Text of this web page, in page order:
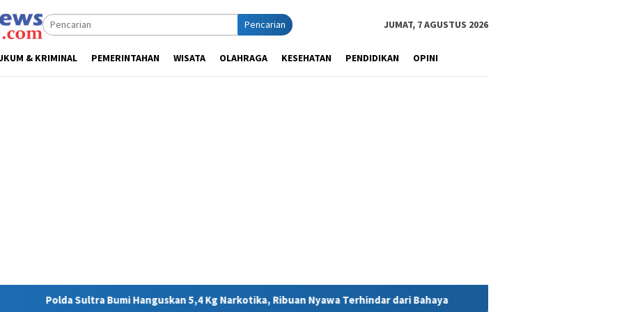
Pencarian JUMAT, 7 AGUSTUS 2026
& KRIMINAL PEMERINTAHAN WISATA OLAHRAGA KESEHATAN PENDIDIKAN OPINI
Hanguskan 5,4 Kg Narkotika, Ribuan Nyawa Terhindar dari Bahaya MIND ID Tegaskan Dukungan Penuh Bagi PT Vale